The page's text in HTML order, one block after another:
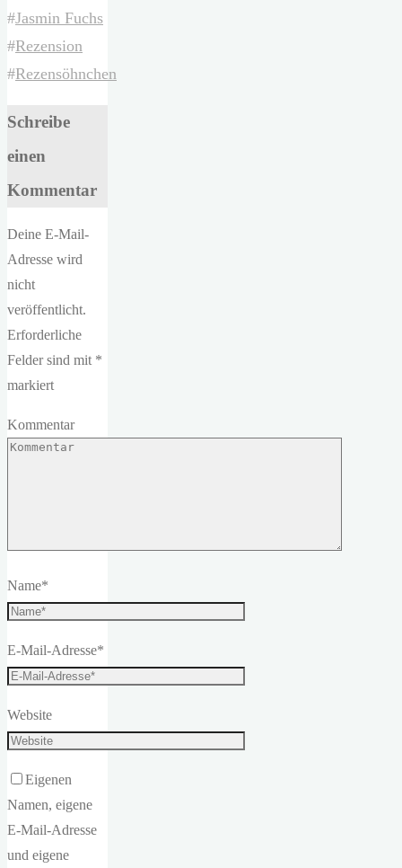
#Jasmin Fuchs
#Rezension
#Rezensöhnchen
Schreibe
einen
Kommentar
Deine E-Mail-
Adresse wird
nicht
veröffentlicht.
Erforderliche
Felder sind mit *
markiert
Kommentar
Name*
E-Mail-Adresse*
Website
Eigenen
Namen, eigene
E-Mail-Adresse
und eigene